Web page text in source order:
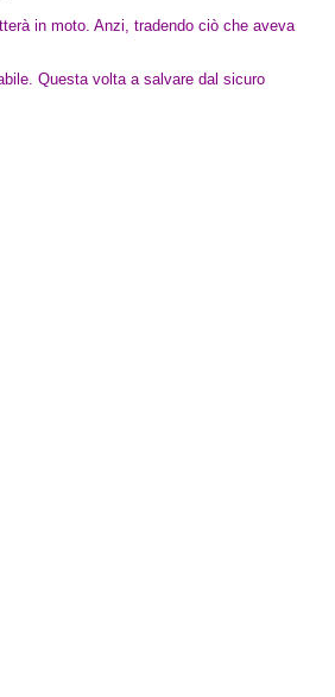
in moto. Anzi, tradendo ciò che aveva
Questa volta a salvare dal sicuro